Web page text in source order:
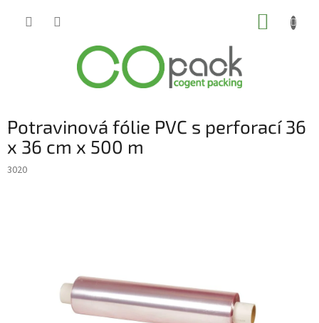
Potravinová fólie PVC s perforací 36
x 36 cm x 500 m
3020